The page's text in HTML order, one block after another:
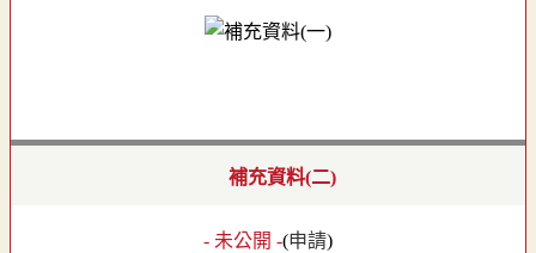
補充資料(二)
- 未公開 -(申請)